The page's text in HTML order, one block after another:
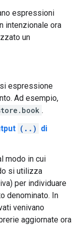
espressioni
intenzionale ora
un
espressione
Ad esempio,
.
(..) di
modo in cui
si utilizza
per individuare
denominato. In
venivano
aggiornate ora